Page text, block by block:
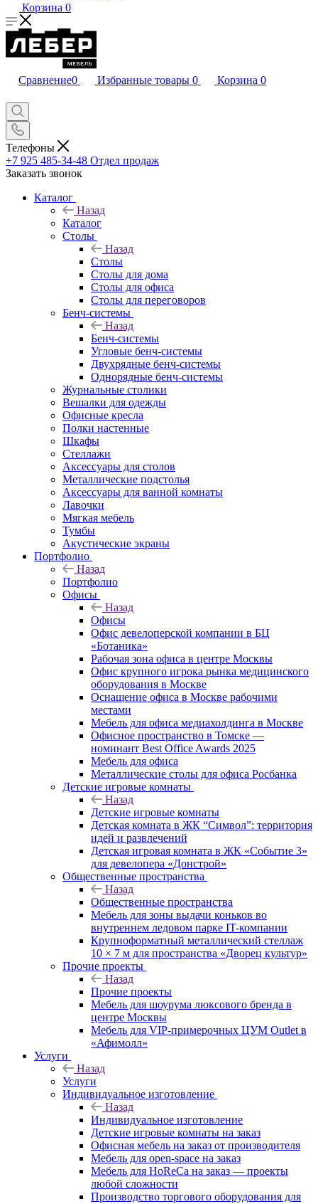
Корзина 0
Сравнение0 Избранные товары 0 Корзина 0
Телефоны
+7 925 485-34-48 Отдел продаж
Заказать звонок
Каталог
Назад
Каталог
Столы
Назад
Столы
Столы для дома
Столы для офиса
Столы для переговоров
Бенч-системы
Назад
Бенч-системы
Угловые бенч-системы
Двухрядные бенч-системы
Однорядные бенч-системы
Журнальные столики
Вешалки для одежды
Офисные кресла
Полки настенные
Шкафы
Стеллажи
Аксессуары для столов
Металлические подстолья
Аксессуары для ванной комнаты
Лавочки
Мягкая мебель
Тумбы
Акустические экраны
Портфолио
Назад
Портфолио
Офисы
Назад
Офисы
Офис девелоперской компании в БЦ
«Ботаника»
Рабочая зона офиса в центре Москвы
Офис крупного игрока рынка медицинского
оборудования в Москве
Оснащение офиса в Москве рабочими
местами
Мебель для офиса медиахолдинга в Москве
Офисное пространство в Томске —
номинант Best Office Awards 2025
Мебель для офиса
Металлические столы для офиса Росбанка
Детские игровые комнаты
Назад
Детские игровые комнаты
Детская комната в ЖК “Символ”: территория
идей и развлечений
Детская игровая комната в ЖК «Событие 3»
для девелопера «Донстрой»
Общественные пространства
Назад
Общественные пространства
Мебель для зоны выдачи коньков во
внутреннем ледовом парке IT-компании
Крупноформатный металлический стеллаж
10 × 7 м для пространства «Дворец культур»
Прочие проекты
Назад
Прочие проекты
Мебель для шоурума люксового бренда в
центре Москвы
Мебель для VIP-примерочных ЦУМ Outlet в
«Афимолл»
Услуги
Назад
Услуги
Индивидуальное изготовление
Назад
Индивидуальное изготовление
Детские игровые комнаты на заказ
Офисная мебель на заказ от производителя
Мебель для open-space на заказ
Мебель для HoReCa на заказ — проекты
любой сложности
Производство торгового оборудования для